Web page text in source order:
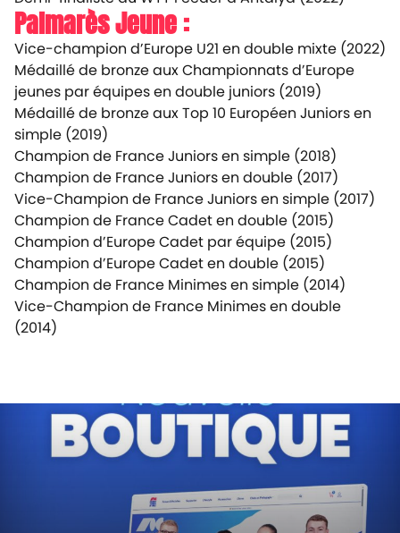
Palmarès Jeune :
Vice-champion d’Europe U21 en double mixte (2022)
Médaillé de bronze aux Championnats d’Europe
jeunes par équipes en double juniors (2019)
Médaillé de bronze aux Top 10 Européen Juniors en
simple (2019)
Champion de France Juniors en simple (2018)
Champion de France Juniors en double (2017)
Vice-Champion de France Juniors en simple (2017)
Champion de France Cadet en double (2015)
Champion d’Europe Cadet par équipe (2015)
Champion d’Europe Cadet en double (2015)
Champion de France Minimes en simple (2014)
Vice-Champion de France Minimes en double
(2014)